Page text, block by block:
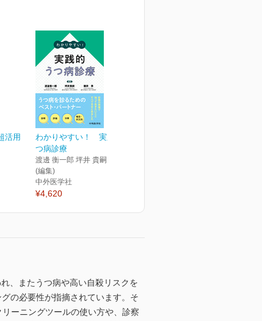
活用
わかりやすい！ 実践的う
つ病診療
渡邊 衡一郎 坪井 貴嗣 櫻井 準
(編集)
中外医学社
¥4,620
、またうつ病や高い自殺リスクを
の必要性が指摘されています。そ
ーニングツールの使い方や、診察